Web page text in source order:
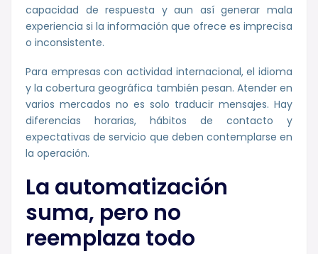
capacidad de respuesta y aun así generar mala
experiencia si la información que ofrece es imprecisa
o inconsistente.
Para empresas con actividad internacional, el idioma
y la cobertura geográfica también pesan. Atender en
varios mercados no es solo traducir mensajes. Hay
diferencias horarias, hábitos de contacto y
expectativas de servicio que deben contemplarse en
la operación.
La automatización
suma, pero no
reemplaza todo